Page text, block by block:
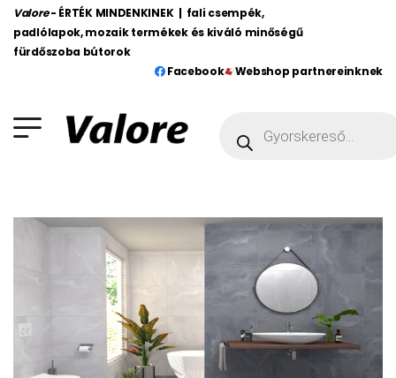
Valore - ÉRTÉK MINDENKINEK | fali csempék,
padlólapok, mozaik termékek és kiváló minőségű
fürdőszoba bútorok
Facebook
Webshop partnereinknek